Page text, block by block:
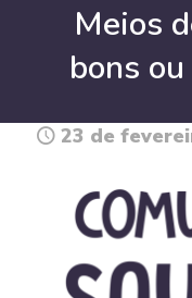
Meios
bons
23 de